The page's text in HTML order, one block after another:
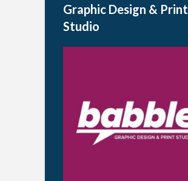
Graphic Design & Print
Studio